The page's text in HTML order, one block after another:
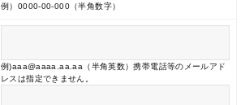
例）0000-00-000（半角数字）
例)aaa@aaaa.aa.aa（半角英数）携帯電話等のメールアド
レスは指定できません。